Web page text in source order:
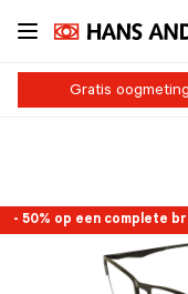
Ga
naar
inhoud
Gratis oogmeting
- 50% op een complete